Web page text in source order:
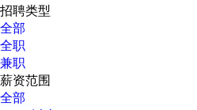
招聘类型
全部
全职
兼职
薪资范围
全部